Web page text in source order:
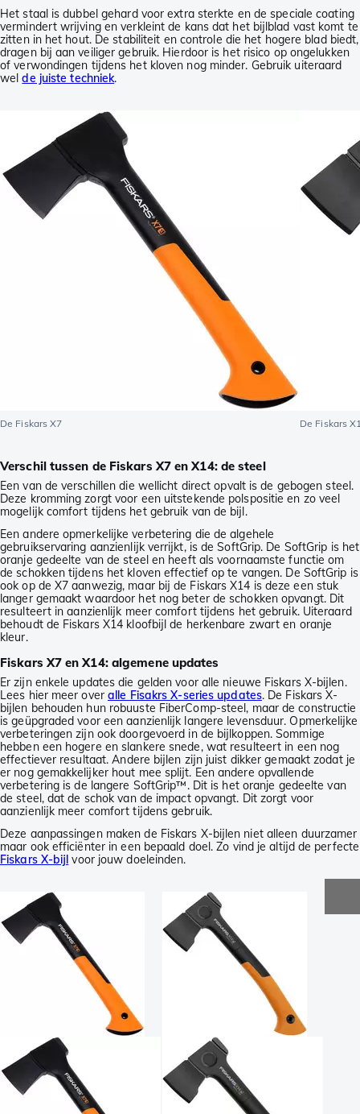
Het staal is dubbel gehard voor extra sterkte en de speciale coating
vermindert wrijving en verkleint de kans dat het bijlblad vast komt te
zitten in het hout. De stabiliteit en controle die het hogere blad biedt,
dragen bij aan veiliger gebruik. Hierdoor is het risico op ongelukken
of verwondingen tijdens het kloven nog minder. Gebruik uiteraard
welde juiste techniek.
De Fiskars X7 De Fiskars
Verschil tussen de Fiskars X7 en X14: de steel
Een van de verschillen die wellicht direct opvalt is de gebogen steel.
Deze kromming zorgt voor een uitstekende polspositie en zo veel
mogelijk comfort tijdens het gebruik van de bijl.
Een andere opmerkelijke verbetering die de algehele
gebruikservaring aanzienlijk verrijkt, is de SoftGrip. De SoftGrip is het
oranje gedeelte van de steel en heeft als voornaamste functie om
de schokken tijdens het kloven effectief op te vangen. De SoftGrip is
ook op de X7 aanwezig, maar bij de Fiskars X14 is deze een stuk
langer gemaakt waardoor het nog beter de schokken opvangt. Dit
resulteert in aanzienlijk meer comfort tijdens het gebruik. Uiteraard
behoudt de Fiskars X14 kloofbijl de herkenbare zwart en oranje
kleur.
Fiskars X7 en X14: algemene updates
Er zijn enkele updates die gelden voor alle nieuwe Fiskars X-bijlen.
Lees hier meer over alle Fisakrs X-series updates. De Fiskars X-
bijlen behouden hun robuuste FiberComp-steel, maar de constructie
is geüpgraded voor een aanzienlijk langere levensduur. Opmerkelijke
verbeteringen zijn ook doorgevoerd in de bijlkoppen. Sommige
hebben een hogere en slankere snede, wat resulteert in een nog
effectiever resultaat. Andere bijlen zijn juist dikker gemaakt zodat je
er nog gemakkelijker hout mee splijt. Een andere opvallende
verbetering is de langere SoftGrip™. Dit is het oranje gedeelte van
de steel, dat de schok van de impact opvangt. Dit zorgt voor
aanzienlijk meer comfort tijdens gebruik.
Deze aanpassingen maken de Fiskars X-bijlen niet alleen duurzamer
maar ook efficiënter in een bepaald doel. Zo vind je altijd de perfecte
Fiskars X-bijl voor jouw doeleinden.